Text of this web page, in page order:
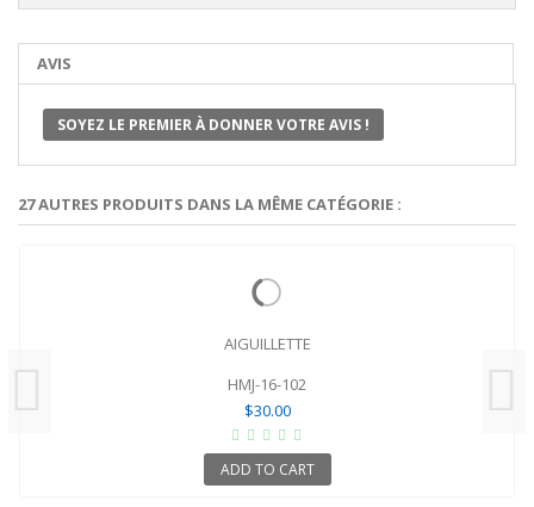
AVIS
SOYEZ LE PREMIER À DONNER VOTRE AVIS !
27 AUTRES PRODUITS DANS LA MÊME CATÉGORIE :
AIGUILLETTE
HMJ-16-102
$30.00
ADD TO CART